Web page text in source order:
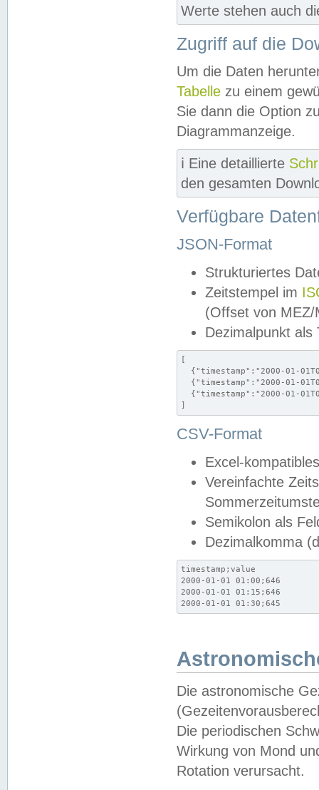
Werte stehen auch
Zugriff auf die
Um die Daten
Tabelle zu einem
Sie dann die Option
Diagrammanzeige.
ℹ️ Eine detaillierte
den gesamten
Verfügbare
JSON-Format
Strukturiertes
Zeitstempel im
(Offset von MEZ/
Dezimalpunkt als
[
{"timestamp":"2000-01-
{"timestamp":"2000-01-
{"timestamp":"2000-01-
]
CSV-Format
Excel-
Vereinfachte
Semikolon als
Dezimalkomma
timestamp;value
2000-01-01 01:00;646
2000-01-01 01:15;646
2000-01-01 01:30;645
Die astronomische
Die periodischen
Wirkung von Mond
Rotation verursacht.